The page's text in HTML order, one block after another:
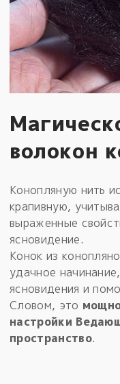
волокон
Конопляную нить
крапивную,
выраженные
ясновидение.
Конок из
удачное
ясновидения и
Словом, это
настройки
пространство.